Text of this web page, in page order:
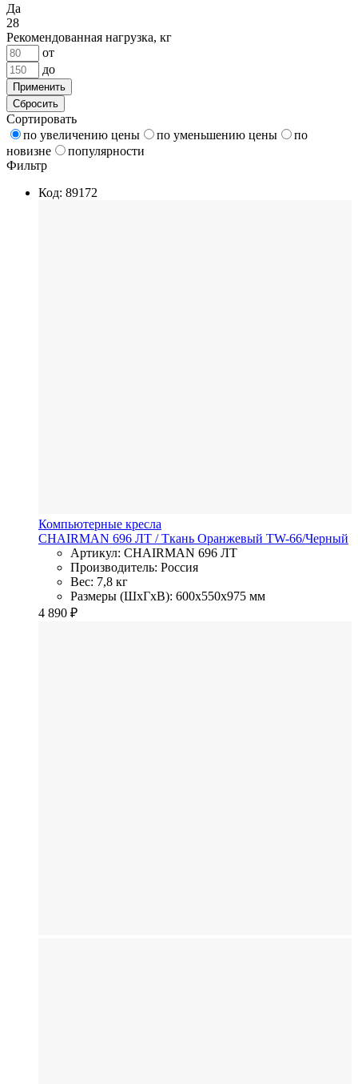
Да
28
Рекомендованная нагрузка, кг
от
до
Применить
Сбросить
Сортировать
по увеличению цены
по уменьшению цены
по
новизне
популярности
Фильтр
Код: 89172
Компьютерные кресла
CHAIRMAN 696 ЛТ / Ткань Оранжевый TW-66/Черный
Артикул: CHAIRMAN 696 ЛТ
Производитель: Россия
Вес: 7,8 кг
Размеры (ШхГхВ): 600x550x975 мм
4 890 ₽